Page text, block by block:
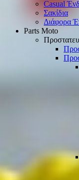
Casual
Σακίδια
Διάφορα
Parts Moto